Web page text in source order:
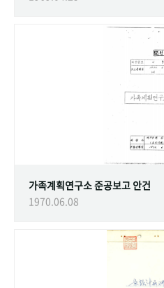
가족계획연구소 준공보고 안건
1970.06.08